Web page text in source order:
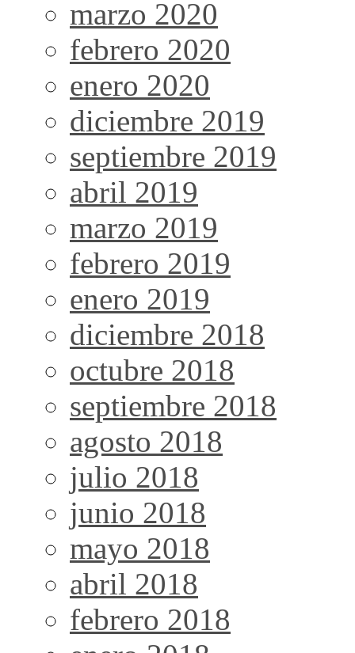
marzo 2020
febrero 2020
enero 2020
diciembre 2019
septiembre 2019
abril 2019
marzo 2019
febrero 2019
enero 2019
diciembre 2018
octubre 2018
septiembre 2018
agosto 2018
julio 2018
junio 2018
mayo 2018
abril 2018
febrero 2018